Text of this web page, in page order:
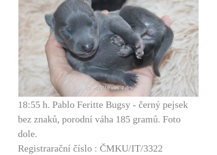
18:55 h. Pablo Feritte Bugsy - černý pejsek
bez znaků, porodní váha 185 gramů. Foto
dole.
Registrarační číslo : ČMKU/IT/3322